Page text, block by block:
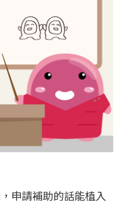
申請補助的話能植入